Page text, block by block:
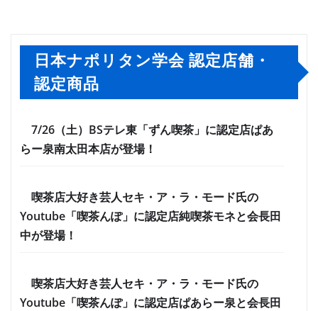
日本ナポリタン学会 認定店舗・
認定商品
7/26（土）BSテレ東「ずん喫茶」に認定店ぱあ
らー泉南太田本店が登場！
喫茶店大好き芸人セキ・ア・ラ・モード氏の
Youtube「喫茶んぽ」に認定店純喫茶モネと会長田
中が登場！
喫茶店大好き芸人セキ・ア・ラ・モード氏の
Youtube「喫茶んぽ」に認定店ぱあらー泉と会長田